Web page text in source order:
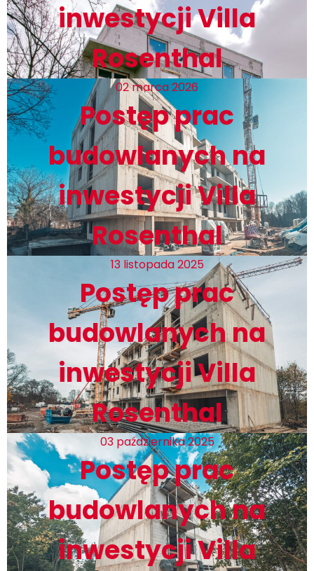
inwestycji Villa
Rosenthal
02 marca 2026
Postęp prac
budowlanych na
inwestycji Villa
Rosenthal
13 listopada 2025
Postęp prac
budowlanych na
inwestycji Villa
Rosenthal
03 października 2025
Postęp prac
budowlanych na
inwestycji Villa